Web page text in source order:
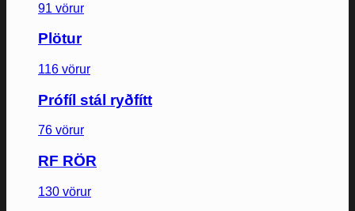
91 vörur
Plötur
116 vörur
Prófíl stál ryðfítt
76 vörur
RF RÖR
130 vörur